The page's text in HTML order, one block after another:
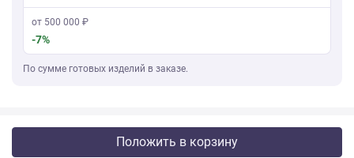
от 500 000 ₽
-7%
По сумме готовых изделий в заказе.
Положить в корзину